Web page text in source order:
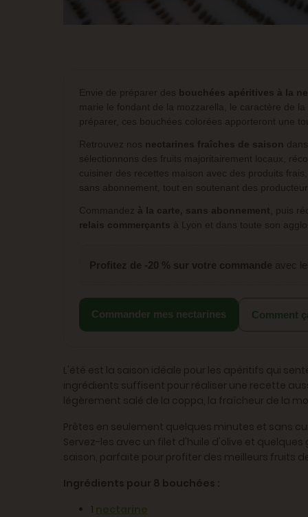
Envie de préparer des bouchées apéritives à la
marie le fondant de la mozzarella, le caractère de
préparer, ces bouchées colorées apporteront une
Retrouvez nos nectarines fraîches de saison
sélectionnons des fruits majoritairement locaux,
cuisiner des recettes maison avec des produits
sans abonnement, tout en soutenant des
Commandez à la carte, sans abonnement , puis
relais commerçants à Lyon et dans toute son
Profitez de -20 % sur votre commande avec
Commander mes nectarines Comment
L'été est la saison idéale pour les apéritifs qui
ingrédients suffisent pour réaliser une recette
légèrement salé de la coppa, la fraîcheur de la
Prêtes en seulement quelques minutes et sans
Servez-les avec un filet d'huile d'olive et
saison, parfaite pour profiter des meilleurs fruits
Ingrédients pour 8 bouchées :
1 nectarine